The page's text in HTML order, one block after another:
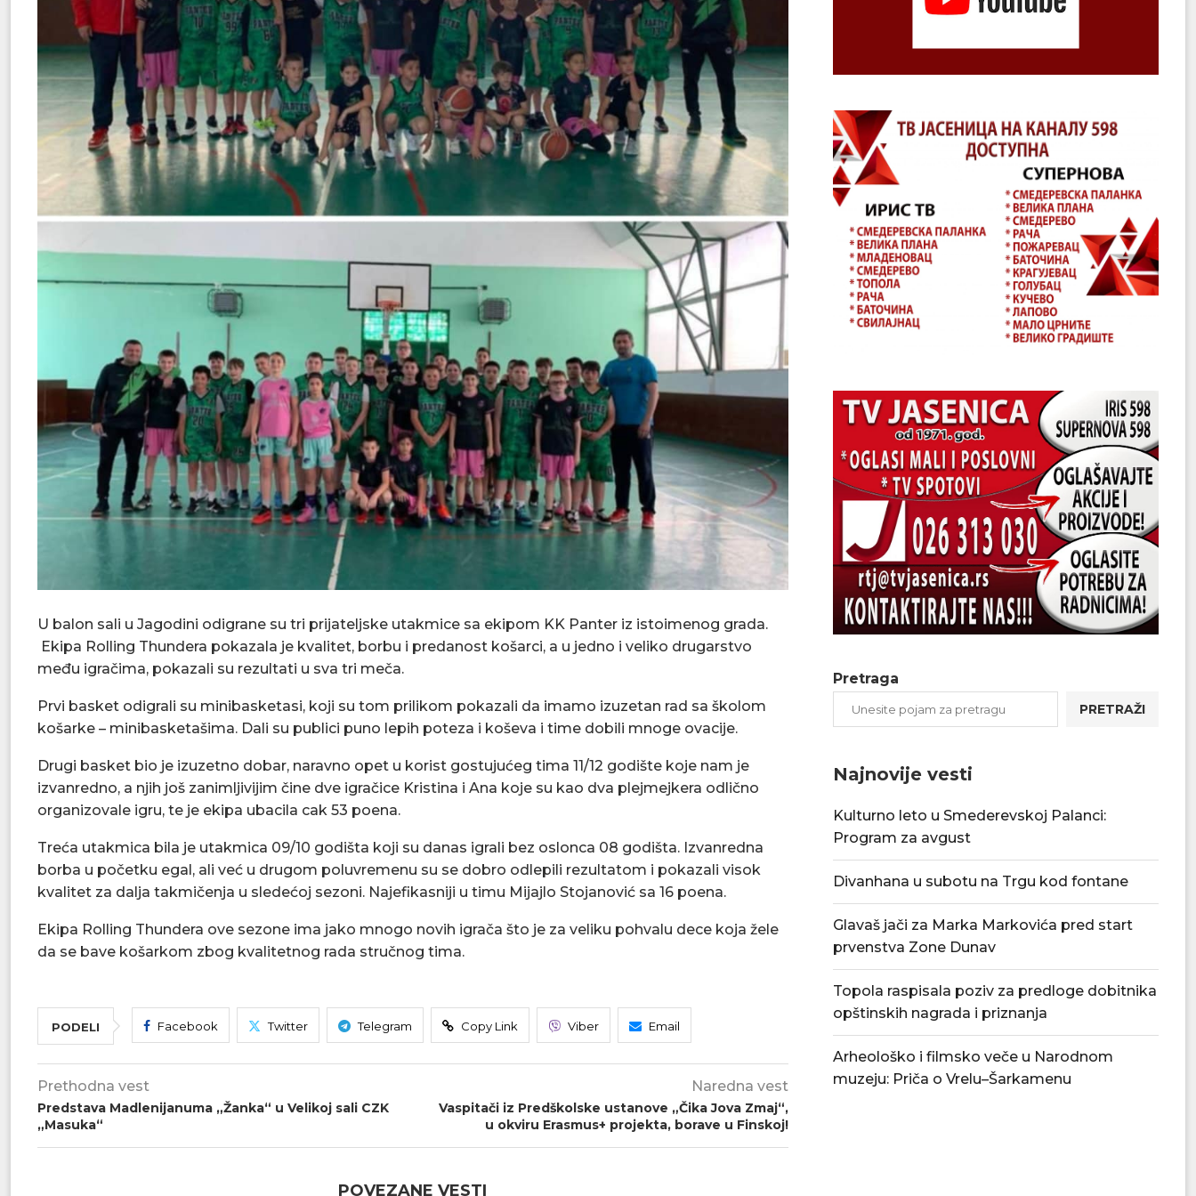
U balon sali u Jagodini odigrane su tri prijateljske utakmice sa ekipom KK Panter iz istoimenog grada.
Ekipa Rolling Thundera pokazala je kvalitet, borbu i predanost košarci, a u jedno i veliko drugarstvo
među igračima, pokazali su rezultati u sva tri meča.
Prvi basket odigrali su minibasketasi, koji su tom prilikom pokazali da imamo izuzetan rad sa školom
košarke – minibasketašima. Dali su publici puno lepih poteza i koševa i time dobili mnoge ovacije.
Drugi basket bio je izuzetno dobar, naravno opet u korist gostujućeg tima 11/12 godište koje nam je
izvanredno, a njih još zanimljivijim čine dve igračice Kristina i Ana koje su kao dva plejmejkera odlično
organizovale igru, te je ekipa ubacila cak 53 poena.
Treća utakmica bila je utakmica 09/10 godišta koji su danas igrali bez oslonca 08 godišta. Izvanredna
borba u početku egal, ali već u drugom poluvremenu su se dobro odlepili rezultatom i pokazali visok
kvalitet za dalja takmičenja u sledećoj sezoni. Najefikasniji u timu Mijajlo Stojanović sa 16 poena.
Ekipa Rolling Thundera ove sezone ima jako mnogo novih igrača što je za veliku pohvalu dece koja žele
da se bave košarkom zbog kvalitetnog rada stručnog tima.
PODELI Facebook Twitter Telegram Copy Link Viber Email
Prethodna vest
Predstava Madlenijanuma „Žanka“ u Velikoj sali CZK
„Masuka“
Naredna vest
Vaspitači iz Predškolske ustanove „Čika Jova Zmaj“,
u okviru Erasmus+ projekta, borave u Finskoj!
POVEZANE VESTI
Pretraga
PRETRAŽI
Najnovije vesti
Kulturno leto u Smederevskoj Palanci:
Program za avgust
Divanhana u subotu na Trgu kod fontane
Glavaš jači za Marka Markovića pred start
prvenstva Zone Dunav
Topola raspisala poziv za predloge dobitnika
opštinskih nagrada i priznanja
Arheološko i filmsko veče u Narodnom
muzeju: Priča o Vrelu–Šarkamenu